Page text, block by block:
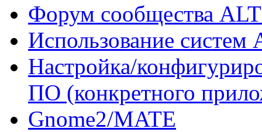
Форум сообщества
Использование систем
Настройка/
ПО (конкретного
Gnome2/MATE